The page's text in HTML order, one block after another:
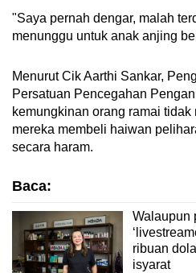
"Saya pernah dengar, malah
menunggu untuk anak anjing
Menurut Cik Aarthi Sankar,
Persatuan Pencegahan
kemungkinan orang ramai
mereka membeli haiwan
secara haram.
Baca:
Walaupun
ribuan
isyarat